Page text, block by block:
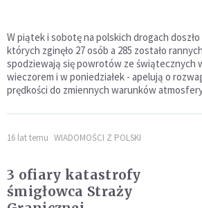
W piątek i sobotę na polskich drogach
których zginęło 27 osób a 285 zostało
spodziewają się powrotów ze świątecznych
wieczorem i w poniedziałek - apelują o
prędkości do zmiennych warunków
16 lat temu WIADOMOŚCI Z POLSKI
3 ofiary katastrofy
śmigłowca Straży